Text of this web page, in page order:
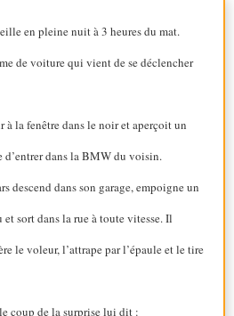
en pleine nuit à 3 heures du mat.
de voiture qui vient de se déclencher
à la fenêtre dans le noir et aperçoit un
d’entrer dans la BMW du voisin.
descend dans son garage, empoigne un
et sort dans la rue à toute vitesse. Il
le voleur, l’attrape par l’épaule et le tire
coup de la surprise lui dit :